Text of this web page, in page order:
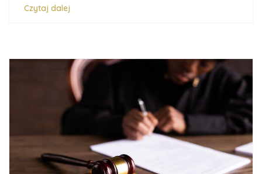
Czytaj dalej